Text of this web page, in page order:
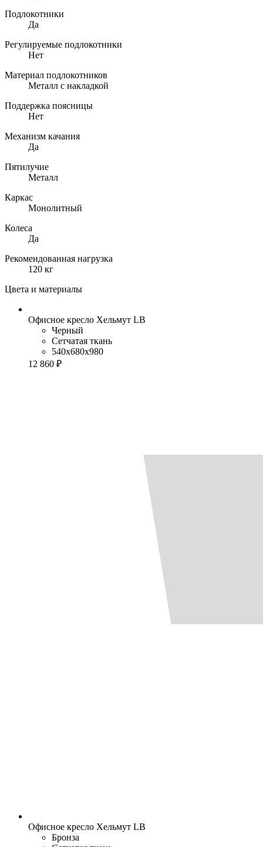
Подлокотники
Да
Регулируемые подлокотники
Нет
Материал подлокотников
Металл с накладкой
Поддержка поясницы
Нет
Механизм качания
Да
Пятилучие
Металл
Каркас
Монолитный
Колеса
Да
Рекомендованная нагрузка
120 кг
Цвета и материалы
Офисное кресло Хельмут LB
Черный
Сетчатая ткань
540x680x980
12 860 ₽
Офисное кресло Хельмут LB
Бронза